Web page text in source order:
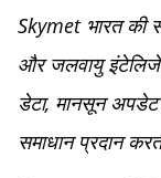
Skymet भारत की
और जलवायु
डेटा, मानसून
समाधान प्रदान